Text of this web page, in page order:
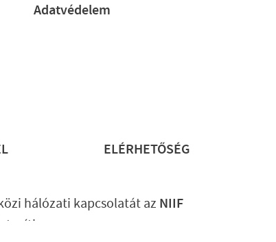
Adatvédelem
ELÉRHETŐSÉG
hálózati kapcsolatát az NIIF